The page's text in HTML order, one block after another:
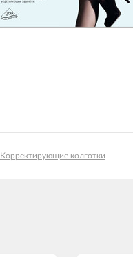
Корректирующие колготки